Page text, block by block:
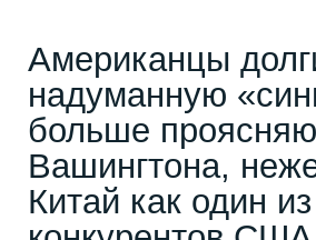
Американцы
надуманную
больше
Вашингтона,
Китай как один